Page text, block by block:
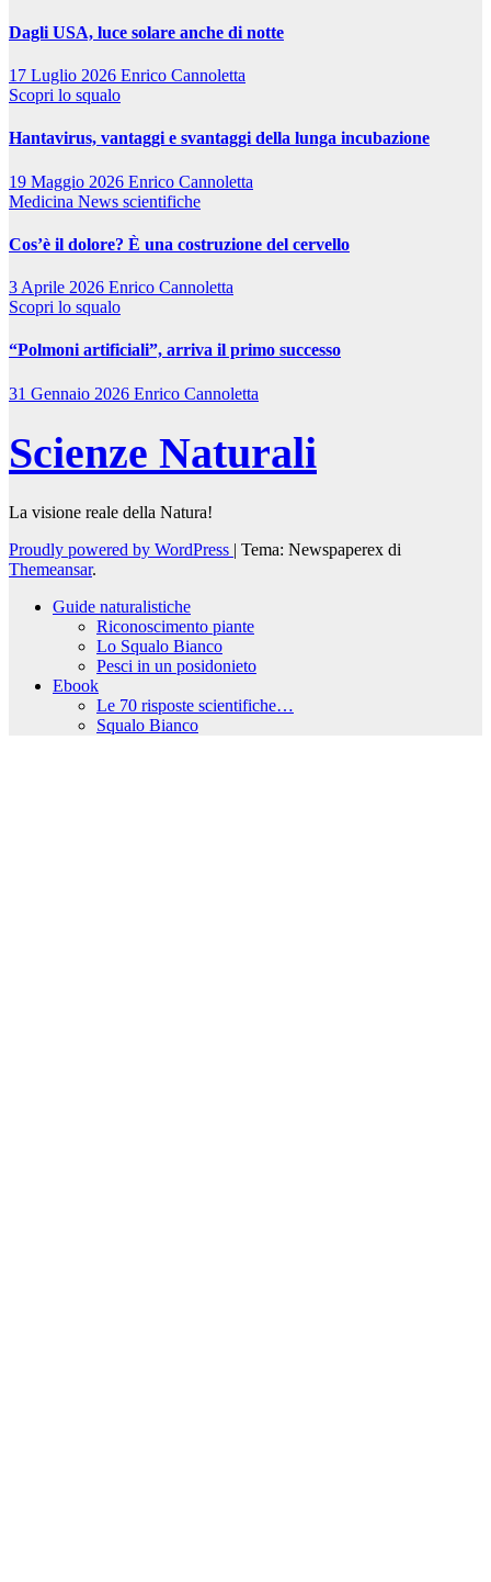
Dagli USA, luce solare anche di notte
17 Luglio 2026 Enrico Cannoletta
Scopri lo squalo
Hantavirus, vantaggi e svantaggi della lunga incubazione
19 Maggio 2026 Enrico Cannoletta
Medicina News scientifiche
Cos’è il dolore? È una costruzione del cervello
3 Aprile 2026 Enrico Cannoletta
Scopri lo squalo
“Polmoni artificiali”, arriva il primo successo
31 Gennaio 2026 Enrico Cannoletta
Scienze Naturali
La visione reale della Natura!
Proudly powered by WordPress | Tema: Newspaperex di
Themeansar.
Guide naturalistiche
Riconoscimento piante
Lo Squalo Bianco
Pesci in un posidonieto
Ebook
Le 70 risposte scientifiche…
Squalo Bianco